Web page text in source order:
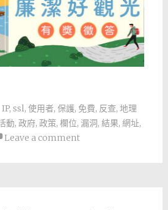
IP, ssl, 使用者, 保護, 免費, 反查, 地理
動, 政府, 政策, 欄位, 漏洞, 結果, 網址,
Leave a comment